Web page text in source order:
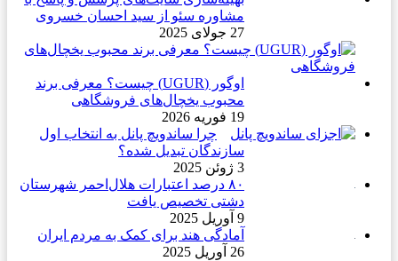
(کشورهای عربی) می خواهیم که از مقاومت
علیه اسرائیل حمایت کنید.
مشاوره سئو از سید احسان خسروی
27 جولای 2025
اوگور (UGUR) چیست؟ معرفی برند
محبوب یخچال‌های فروشگاهی
19 فوریه 2026
چرا ساندویچ پانل به انتخاب اول
سازندگان تبدیل شده؟
3 ژوئن 2025
۸۰ درصد اعتبارات هلال‌احمر شهرستان
دشتی تخصیص یافت
9 آوریل 2025
آمادگی هند برای کمک به مردم ایران
26 آوریل 2025